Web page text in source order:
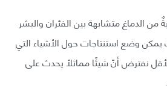
من الدماغ متشابهة بين الفئران والبشر
يمكن وضع استنتاجات حول الأشياء التي
نفترض أنّ شيئًا مماثلًا يحدث على